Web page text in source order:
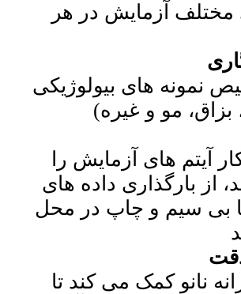
مختلف آزمایش در هر
نمونه های بیولوژیکی
مو و غیره)
آیتم های آزمایش را
از بارگذاری داده های
بی سیم و چاپ در محل
نانو کمک می کند تا